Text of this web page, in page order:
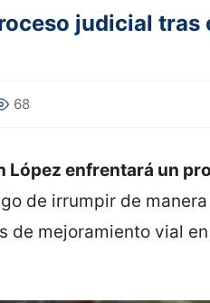
judicial
68
López enfrentará un
de irrumpir de
de mejoramiento vial